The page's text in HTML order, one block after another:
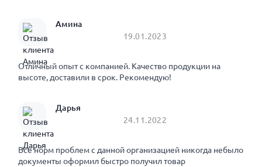
Амина
19.01.2023
Отличный опыт с компанией. Качество продукции на
высоте, доставили в срок. Рекомендую!
Дарья
24.11.2022
Все норм проблем с данной организацией никогда небыло
документы оформил быстро получил товар